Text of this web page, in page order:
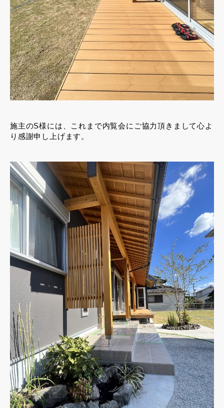
施主のS様には、これまで内覧会にご協力頂きまして心よ
り感謝申し上げます。